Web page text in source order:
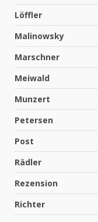
Löffler
Malinowsky
Marschner
Meiwald
Munzert
Petersen
Post
Rädler
Rezension
Richter